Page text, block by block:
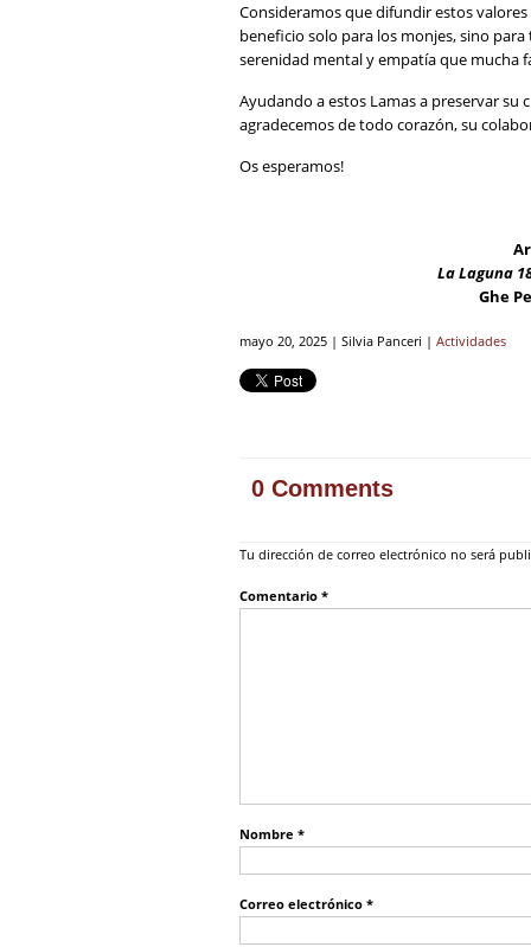
Consideramos que difundir estos
beneficio solo para los monjes, sino
serenidad mental y empatía que mucha
Ayudando a estos Lamas a preservar
agradecemos de todo corazón, su
Os esperamos!
La Laguna
Ghe
mayo 20, 2025 | Silvia Panceri | Actividades
0 Comments
Tu dirección de correo electrónico no será
Comentario *
Nombre *
Correo electrónico *